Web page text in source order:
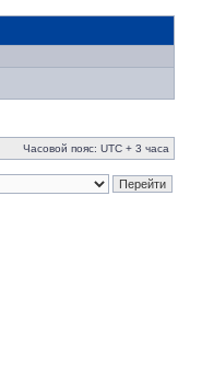
Часовой пояс: UTC + 3 часа